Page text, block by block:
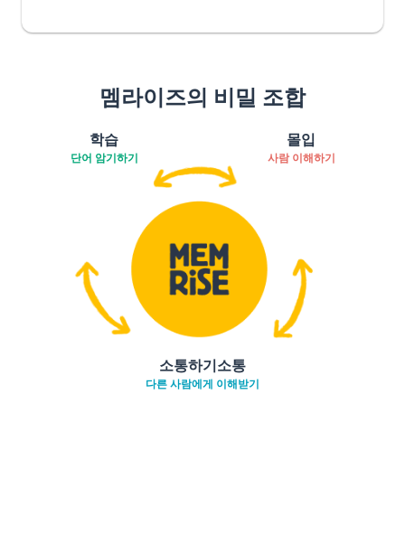
멤라이즈의 비밀 조합
학습
단어 암기하기
몰입
사람 이해하기
소통하기소통
다른 사람에게 이해받기